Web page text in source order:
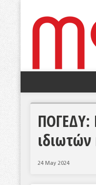
ΠΟΓΕΔΥ:
24 May 2024